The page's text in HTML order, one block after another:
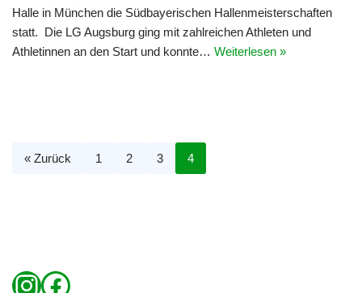
Halle in München die Südbayerischen Hallenmeisterschaften
statt. Die LG Augsburg ging mit zahlreichen Athleten und
Athletinnen an den Start und konnte… Weiterlesen »
« Zurück 1 2 3 4